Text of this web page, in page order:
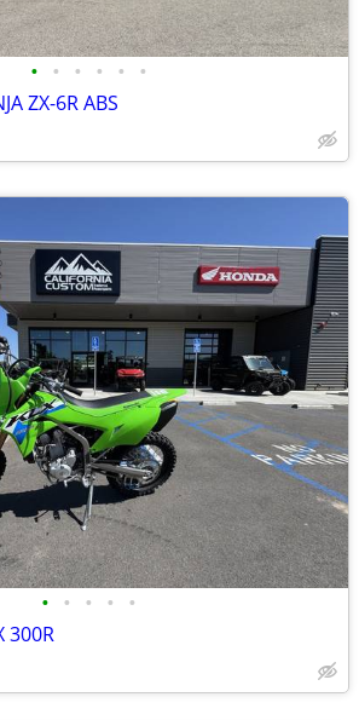
• • • • • •
ZX-6R ABS
• • • • •
300R